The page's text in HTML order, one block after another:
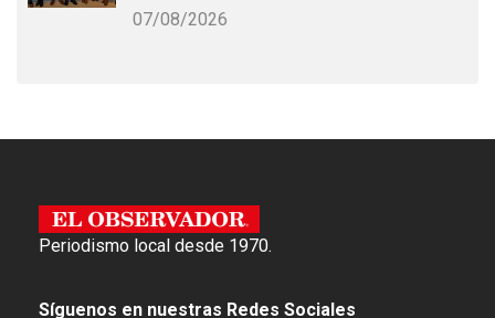
07/08/2026
Periodismo local desde 1970.
Síguenos en nuestras Redes Sociales